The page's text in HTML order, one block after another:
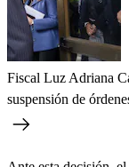
Fiscal Luz Adriana
suspensión de